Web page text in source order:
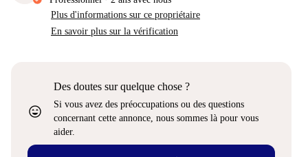
Plus d'informations sur ce propriétaire
En savoir plus sur la vérification
sentiment_very_satisfied
Des doutes sur quelque chose ?
Si vous avez des préoccupations ou des questions
concernant cette annonce, nous sommes là pour vous
aider.